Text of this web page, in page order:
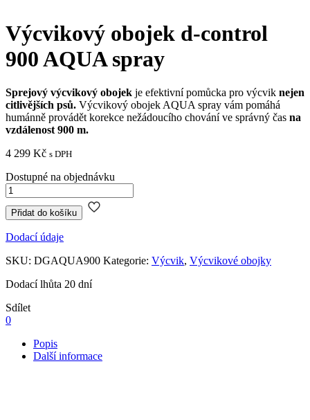
Výcvikový obojek d-control
900 AQUA spray
Sprejový výcvikový obojek je efektivní pomůcka pro výcvik nejen
citlivějších psů. Výcvikový obojek AQUA spray vám pomáhá
humánně provádět korekce nežádoucího chování ve správný čas na
vzdálenost 900 m.
4 299 Kč s DPH
Dostupné na objednávku
Výcvikový
obojek
d-
900
spray
Přidat do košíku
Dodací údaje
SKU: DGAQUA900 Kategorie: Výcvik, Výcvikové obojky
Dodací lhůta 20 dní
Sdílet
0
Popis
Další informace